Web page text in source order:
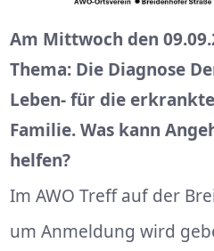
Am Mittwoch den
Thema: Die Diagnose
Leben- für die
Familie. Was kann
helfen?
Im AWO Treff auf der
um Anmeldung wird